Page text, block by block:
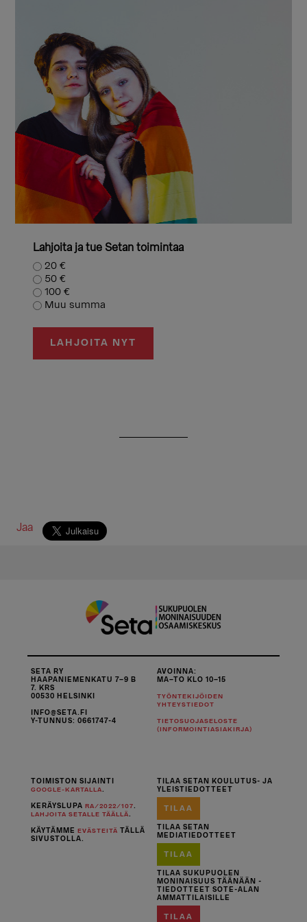
Lahjoita ja tue Setan toimintaa
20 €
50 €
100 €
Muu summa
LAHJOITA NYT
Jaa
SETA RY
HAAPANIEMENKATU 7–9 B
7. KRS
00530 HELSINKI
INFO@SETA.FI
Y-TUNNUS: 0661747-4
AVOINNA:
MA–TO KLO 10–15
TYÖNTEKIJÖIDEN
YHTEYSTIEDOT
TIETOSUOJASELOSTE
(INFORMOINTIASIAKIRJA)
TOIMISTON SIJAINTI
GOOGLE-KARTALLA.
KERÄYSLUPARA/2022/107.
LAHJOITA SETALLE TÄÄLLÄ.
KÄYTÄMMEEVÄSTEITÄ TÄLLÄ
SIVUSTOLLA.
TILAA SETAN KOULUTUS- JA
YLEISTIEDOTTEET
TILAA
TILAA SETAN
MEDIATIEDOTTEET
TILAA
TILAA SUKUPUOLEN
MONINAISUUS TÄÄNÄÄN -
TIEDOTTEET SOTE-ALAN
AMMATTILAISILLE
TILAA